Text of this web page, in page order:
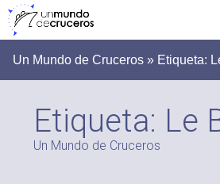
Un Mundo de Cruceros » Etiqueta:
Etiqueta: Le
Un Mundo de Cruceros